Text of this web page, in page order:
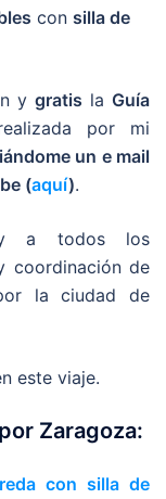
con silla de
y gratis la Guía
por mi
un e mail
(aquí).
a todos los
coordinación de
la ciudad de
este viaje.
Zaragoza:
con silla de